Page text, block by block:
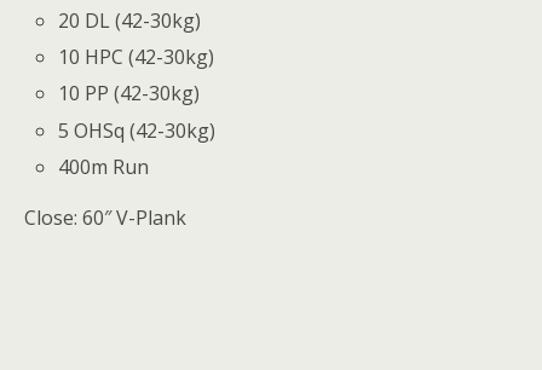
20 DL (42-30kg)
10 HPC (42-30kg)
10 PP (42-30kg)
5 OHSq (42-30kg)
400m Run
Close: 60″ V-Plank